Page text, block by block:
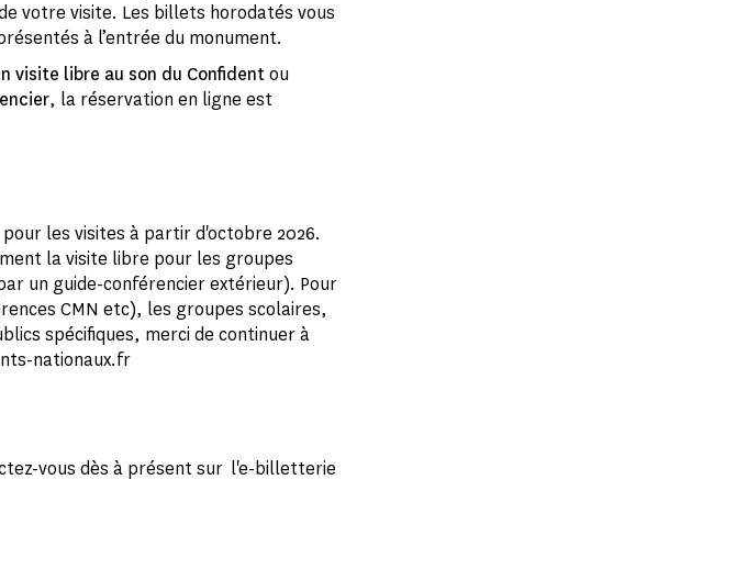
votre visite. Les billets horodatés vous
à l’entrée du monument.
visite libre au son du Confidentou
, la réservation en ligne est
les visites à partir d'octobre 2026.
la visite libre pour les groupes
un guide-conférencier extérieur). Pour
CMN etc), les groupes scolaires,
spécifiques, merci de continuer à
nationaux.fr
vous dès à présent sur l'e-billetterie